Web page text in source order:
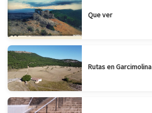
Que ver
Rutas en Garcimolina